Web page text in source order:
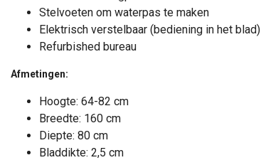
Stelvoeten om waterpas te maken
Elektrisch verstelbaar (bediening in het blad)
Refurbished bureau
Afmetingen:
Hoogte: 64-82 cm
Breedte: 160 cm
Diepte: 80 cm
Bladdikte: 2,5 cm